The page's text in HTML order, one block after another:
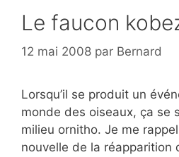
Le faucon
12 mai 2008 par Bernard
Lorsqu’il se produit un
monde des oiseaux, ça se
milieu ornitho. Je me
nouvelle de la réapparition